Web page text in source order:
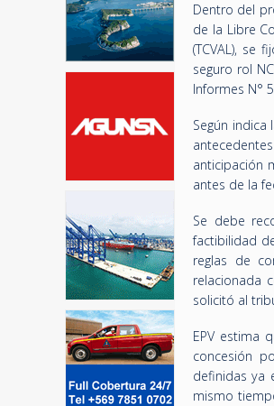
Dentro del
de la Libre
(TCVAL), se
seguro rol
Informes N°
Según
anticipación
antes de la
Se debe
factibilidad
reglas de
relacionada
solicitó al
EPV estima
concesión
definidas ya
mismo